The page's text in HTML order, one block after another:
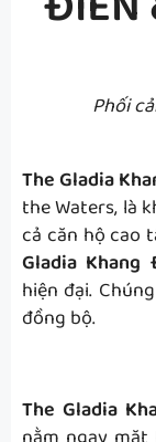
Phối
The Gladia
the Waters, là
cả căn hộ cao
Gladia Khang
hiện đại.
đồng bộ.
The Gladia